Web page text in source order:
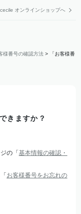
cecile オンラインショップへ
様番号の確認方法 >
「お客様番
きますか？
の「 基本情報の確認・
お客様番号をお忘れの